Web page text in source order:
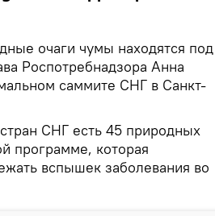
очаги чумы находятся под
Роспотребнадзора Анна
саммите СНГ в Санкт-
СНГ есть 45 природных
программе, которая
вспышек заболевания во